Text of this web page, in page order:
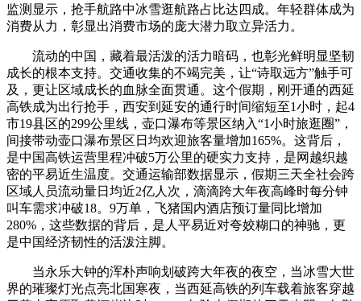
监测显示，抢手航路中冰雪逛航路占比达四成。年轻群体成为
消费从力，彰显出消费市场的庞大潜力取立异活力。
流动的中国，藏着最活泼的活力暗码，也彰光鲜明显坚韧
成长的根本支持。交通收集的不竭完美，让“诗取远方”触手可
及，更让区域成长的血脉全面贯通。这个假期，刚开通的西延
高铁成为出行抢手，西安到延安的通行时间缩短至1小时，起4
市19县区的299公里线，壶口瀑布等景区纳入“1小时旅逛圈”，
间接带动壶口瀑布景区日均欢迎旅客量增加165%。这背后，
是中国高铁运营里程冲破5万公里的硬实力支持，是网越织越
密的平易近生温度。交通运输部数据显示，假期三天全社会跨
区域人员流动量日均近2亿人次，滴滴跨大年夜高峰时每分钟
叫车需求冲破18。9万单，飞猪国内酒店预订量同比增加
280%，这些数据的背后，是人平易近对夸姣糊口的神驰，更
是中国经济韧性的活泼注脚。
当永乐大钟的浑朴声响划破跨大年夜的夜空，当冰雪大世
界的璀璨灯光点亮北国寒夜，当西延高铁的列车载着旅客穿越